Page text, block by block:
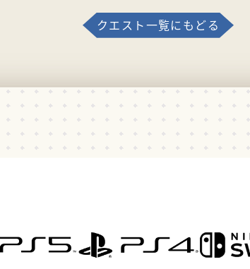
クエスト一覧にもどる